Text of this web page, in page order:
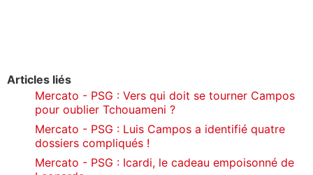
Articles liés
Mercato - PSG : Vers qui doit se tourner Campos
pour oublier Tchouameni ?
Mercato - PSG : Luis Campos a identifié quatre
dossiers compliqués !
Mercato - PSG : Icardi, le cadeau empoisonné de